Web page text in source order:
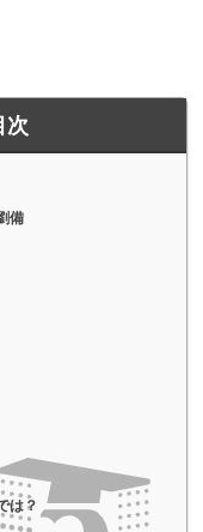
次
備
は？